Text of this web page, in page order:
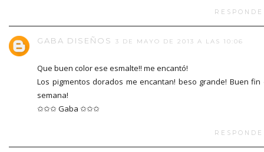
GABA DISEÑOS 3 DE MAYO DE 2013 A LAS 10:06
Que buen color ese esmalte!! me encantó!
Los pigmentos dorados me encantan! beso grande! Buen fin
semana!
✩✩✩ Gaba ✩✩✩